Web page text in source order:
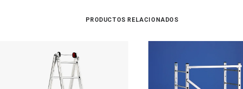
PRODUCTOS RELACIONADOS